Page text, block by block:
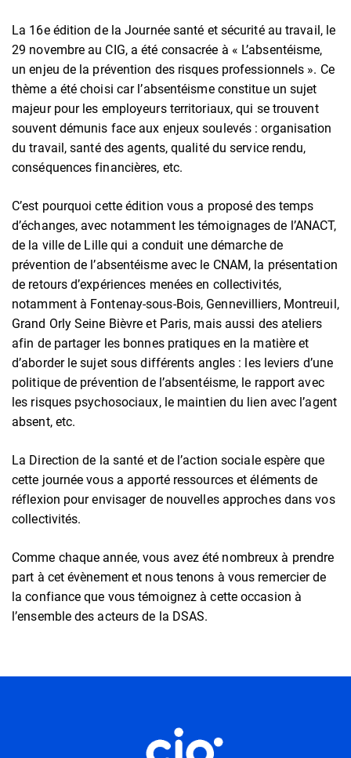
La 16e édition de la Journée santé et sécurité au travail, le
29 novembre au CIG, a été consacrée à « L’absentéisme,
un enjeu de la prévention des risques professionnels ». Ce
thème a été choisi car l’absentéisme constitue un sujet
majeur pour les employeurs territoriaux, qui se trouvent
souvent démunis face aux enjeux soulevés : organisation
du travail, santé des agents, qualité du service rendu,
conséquences financières, etc.
C’est pourquoi cette édition vous a proposé des temps
d’échanges, avec notamment les témoignages de l’ANACT,
de la ville de Lille qui a conduit une démarche de
prévention de l’absentéisme avec le CNAM, la présentation
de retours d’expériences menées en collectivités,
notamment à Fontenay-sous-Bois, Gennevilliers, Montreuil,
Grand Orly Seine Bièvre et Paris, mais aussi des ateliers
afin de partager les bonnes pratiques en la matière et
d’aborder le sujet sous différents angles : les leviers d’une
politique de prévention de l’absentéisme, le rapport avec
les risques psychosociaux, le maintien du lien avec l’agent
absent, etc.
La Direction de la santé et de l’action sociale espère que
cette journée vous a apporté ressources et éléments de
réflexion pour envisager de nouvelles approches dans vos
collectivités.
Comme chaque année, vous avez été nombreux à prendre
part à cet évènement et nous tenons à vous remercier de
la confiance que vous témoignez à cette occasion à
l’ensemble des acteurs de la DSAS.